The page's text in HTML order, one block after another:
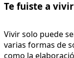
Te fuiste a
Vivir solo puede
varias formas de
como la